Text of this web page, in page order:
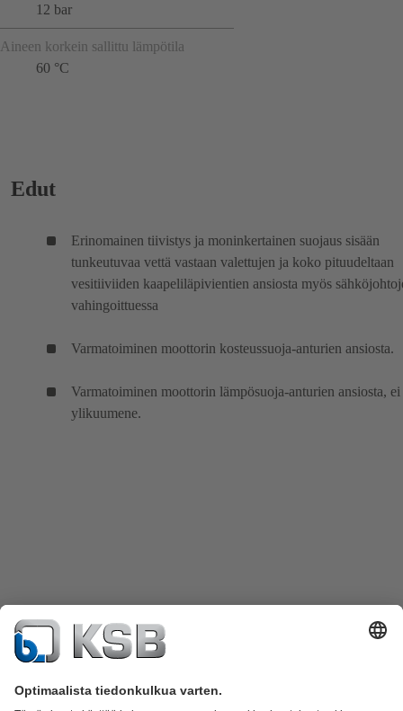
12 bar
Aineen korkein sallittu lämpötila
60 °C
Edut
Erinomainen tiivistys ja moninkertainen suojaus sisään
tunkeutuvaa vettä vastaan valettujen ja koko pituudeltaan
vesitiiviiden kaapeliläpivientien ansiosta myös
vahingoittuessa
Varmatoiminen moottorin kosteussuoja-anturien ansiosta.
Varmatoiminen moottorin lämpösuoja-anturien ansiosta, ei
ylikuumene.